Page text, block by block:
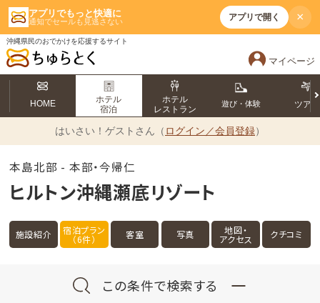
アプリでもっと快適に
通知でセールも見逃さない アプリで開く ×
沖縄県民のおでかけを応援するサイト
マイページ
HOME
ホテル
宿泊
ホテル
レストラン
遊び・体験 ツアー
はいさい！ ゲストさん（ ログイン／会員登録）
本島北部 - 本部・今帰仁
ヒルトン沖縄瀬底リゾート
施設紹介 宿泊プラン
（6件） 客室 写真 地図・
アクセス クチコミ
この条件で検索する